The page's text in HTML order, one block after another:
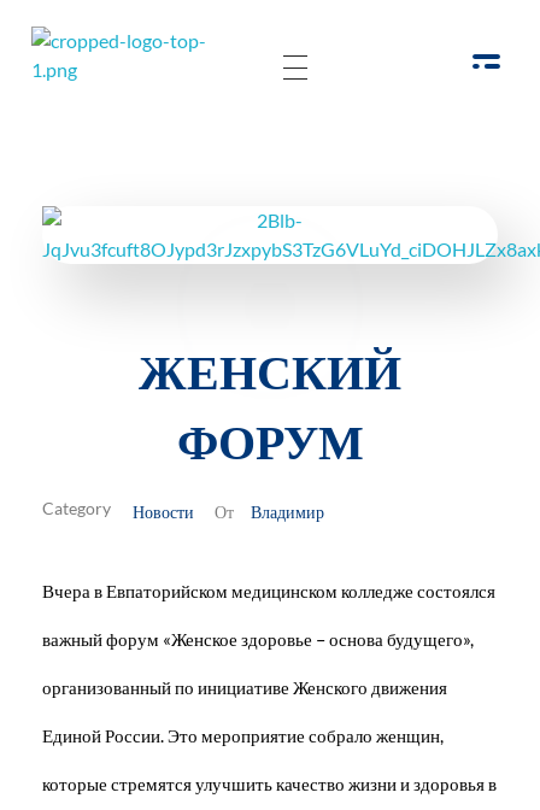
ЖЕНСКИЙ
ФОРУМ
От Владимир
Новости
Вчера в Евпаторийском медицинском колледже состоялся
важный форум «Женское здоровье – основа будущего»,
организованный по инициативе Женского движения
Единой России. Это мероприятие собрало женщин,
которые стремятся улучшить качество жизни и здоровья в